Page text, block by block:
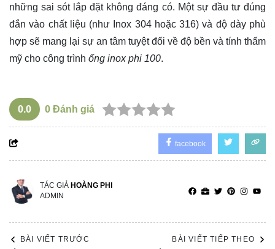
những sai sót lắp đặt không đáng có. Một sự đầu tư đúng
đắn vào chất liệu (như Inox 304 hoặc 316) và độ dày phù
hợp sẽ mang lại sự an tâm tuyệt đối về độ bền và tính thẩm
mỹ cho công trình ống inox phi 100.
0.0 0 Đánh giá
facebook
TÁC GIẢ HOÀNG PHI
ADMIN
BÀI VIẾT TRƯỚC BÀI VIẾT TIẾP THEO